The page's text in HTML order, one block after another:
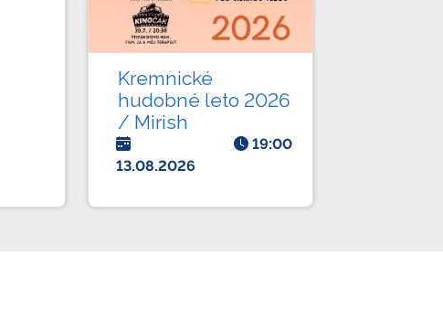
Kremnické
hudobné leto 2026
/ Mirish
13.08.2026
19:00